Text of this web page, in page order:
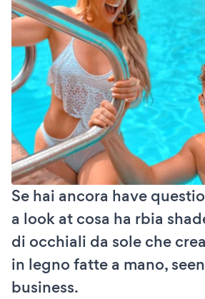
Se hai ancora have
a look at cosa ha rbia
di occhiali da sole che
in legno fatte a mano,
business.